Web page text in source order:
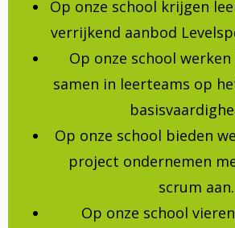
Op onze school krijgen
verrijkend aanbod
Op onze school
samen in leerteams op
Op onze school bieden
project ondernemen
scrum aan.
Op onze school